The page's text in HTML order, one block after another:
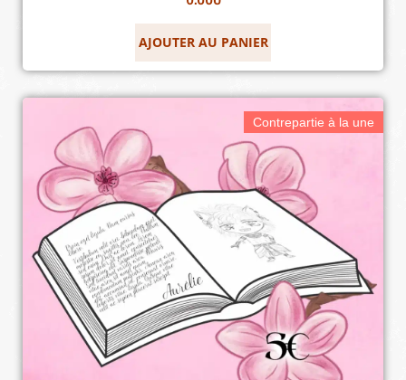
AJOUTER AU PANIER
Contrepartie à la une